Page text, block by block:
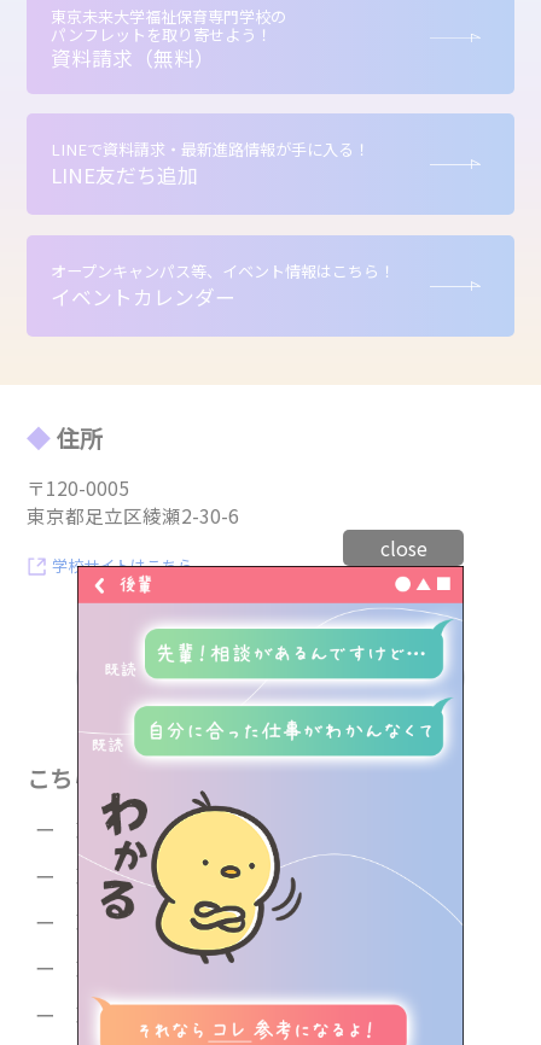
専門学生リアルボイス
業界人インタビュー
職種紹介
みらトビ診断
学校のこと、進路のこと、
LINEで気軽に相談・質問しよう！
資料請求（無料）やイベント予約もできるよ
view more
東京未来大学福祉保育専門学校の
パンフレットを取り寄せよう！
資料請求（無料）
LINEで資料請求・最新進路情報が手に入る！
LINE友だち追加
オープンキャンパス等、イベント情報はこちら！
イベントカレンダー
住所
〒120-0005
東京都足立区綾瀬2-30-6
学校サイトはこちら
一覧に戻る
こちらの学校もおすすめ
東京ウェディング＆ブライダル専門学校
東京スイーツ＆カフェ専門学校
東京墨田看護専門学校
東京みらいAI&IT専門学校
東京リゾート＆スポーツ専門学校
close